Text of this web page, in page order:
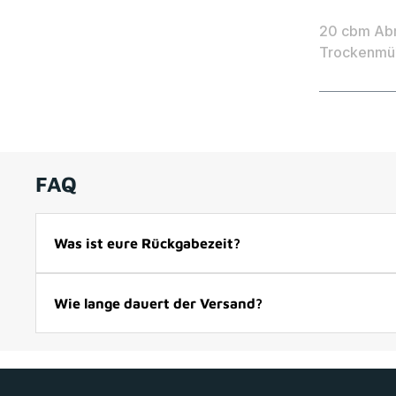
20 cbm
FAQ
Was ist eure Rückgabezeit?
Wie lange dauert der Versand?